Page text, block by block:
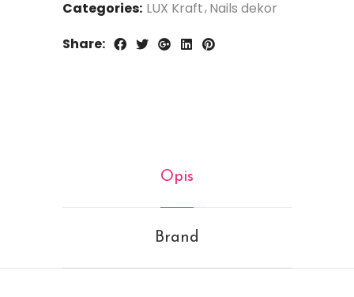
Categories: LUX Kraft Nails dekor
Share:
Opis
Brand